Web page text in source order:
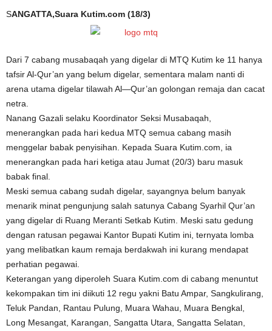
SANGATTA,Suara Kutim.com (18/3)
Dari 7 cabang musabaqah yang digelar di MTQ Kutim ke 11 hanya
tafsir Al-Qur’an yang belum digelar, sementara malam nanti di
arena utama digelar tilawah Al—Qur’an golongan remaja dan cacat
netra.
Nanang Gazali selaku Koordinator Seksi Musabaqah,
menerangkan pada hari kedua MTQ semua cabang masih
menggelar babak penyisihan. Kepada Suara Kutim.com, ia
menerangkan pada hari ketiga atau Jumat (20/3) baru masuk
babak final.
Meski semua cabang sudah digelar, sayangnya belum banyak
menarik minat pengunjung salah satunya Cabang Syarhil Qur’an
yang digelar di Ruang Meranti Setkab Kutim. Meski satu gedung
dengan ratusan pegawai Kantor Bupati Kutim ini, ternyata lomba
yang melibatkan kaum remaja berdakwah ini kurang mendapat
perhatian pegawai.
Keterangan yang diperoleh Suara Kutim.com di cabang menuntut
kekompakan tim ini diikuti 12 regu yakni Batu Ampar, Sangkulirang,
Teluk Pandan, Rantau Pulung, Muara Wahau, Muara Bengkal,
Long Mesangat, Karangan, Sangatta Utara, Sangatta Selatan,